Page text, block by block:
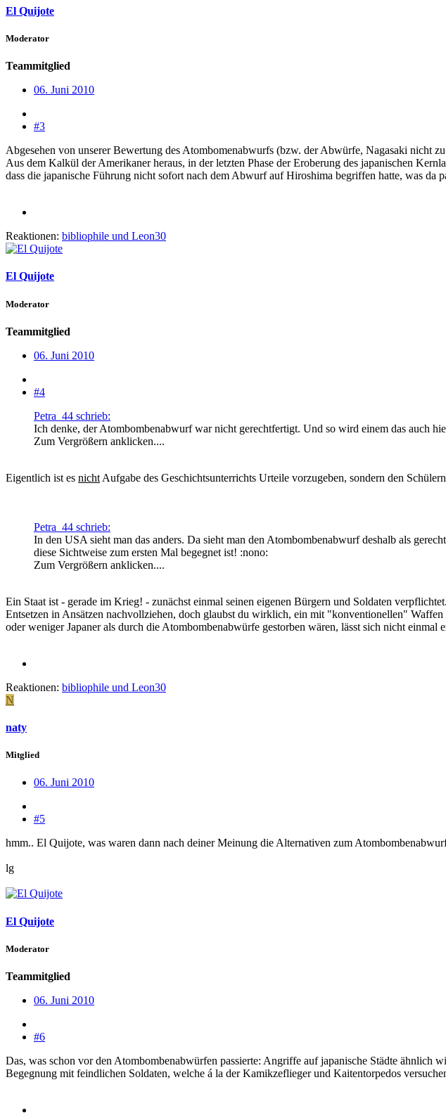
El Quijote
Moderator
Teammitglied
06. Juni 2010
#3
Abgesehen von unserer Bewertung des Atombomenabwurfs (bzw. der Abwürfe, Nagasaki nicht
Aus dem Kalkül der Amerikaner heraus, in der letzten Phase der Eroberung des japanischen
dass die japanische Führung nicht sofort nach dem Abwurf auf Hiroshima begriffen hatte, was
Reaktionen: bibliophile und Leon30
El Quijote
Moderator
Teammitglied
06. Juni 2010
#4
Petra_44 schrieb:
Ich denke, der Atombombenabwurf war nicht gerechtfertigt. Und so wird einem das auch
Zum Vergrößern anklicken....
Eigentlich ist es nicht Aufgabe des Geschichtsunterrichts Urteile vorzugeben, sondern den
Petra_44 schrieb:
In den USA sieht man das anders. Da sieht man den Atombombenabwurf deshalb als
diese Sichtweise zum ersten Mal begegnet ist! :nono:
Zum Vergrößern anklicken....
Ein Staat ist - gerade im Krieg! - zunächst einmal seinen eigenen Bürgern und Soldaten
Entsetzen in Ansätzen nachvollziehen, doch glaubst du wirklich, ein mit "konventionellen"
oder weniger Japaner als durch die Atombombenabwürfe gestorben wären, lässt sich nicht einmal
Reaktionen: bibliophile und Leon30
N
naty
Mitglied
06. Juni 2010
#5
hmm.. El Quijote, was waren dann nach deiner Meinung die Alternativen zum
lg
El Quijote
Moderator
Teammitglied
06. Juni 2010
#6
Das, was schon vor den Atombombenabwürfen passierte: Angriffe auf japanische Städte ähnlich
Begegnung mit feindlichen Soldaten, welche á la der Kamikzeflieger und Kaitentorpedos